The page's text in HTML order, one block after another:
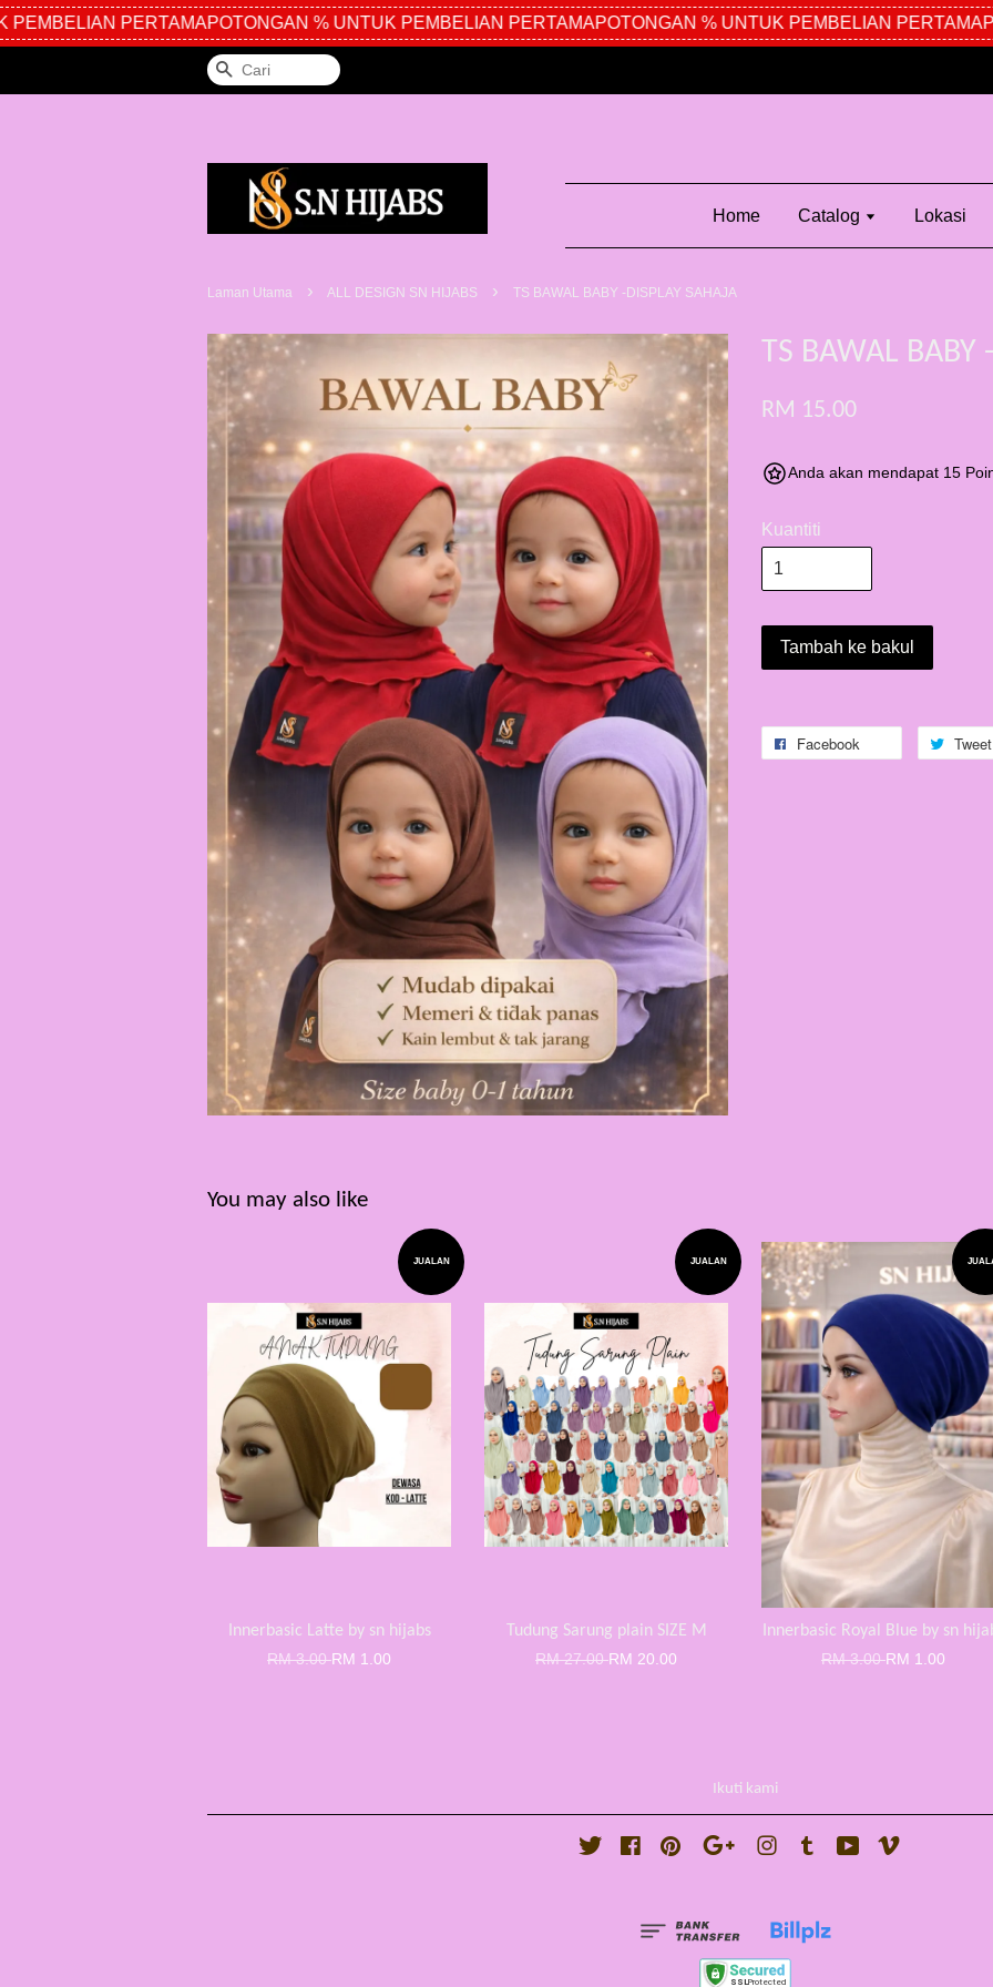
PERTAMAPOTONGAN % UNTUK PEMBELIAN PERTAMAPOTONGAN % UNTUK PEMBELIAN PERTAMA
Cari
Home Catalog Lokasi
Laman Utama › ALL DESIGN SN HIJABS › TS BAWAL BABY -DISPLAY SAHAJA
TS BAWAL BABY
RM 15.00
Anda akan mendapat 15
Kuantiti
Tambah ke bakul
Facebook Tweet
You may also like
JUALAN
Innerbasic Latte by sn hijabs
RM 3.00RM 1.00
JUALAN
Tudung Sarung plain SIZE M
RM 27.00RM 20.00
Innerbasic Royal Blue by sn
RM 3.00RM 1.00
Ikuti kami
Twitter FacebookPinterest Google Instagram
Tumblr YouTube